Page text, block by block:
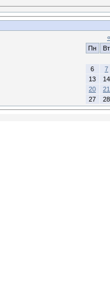
«
Пн
Вт
6
7
13
14
20
21
27
28